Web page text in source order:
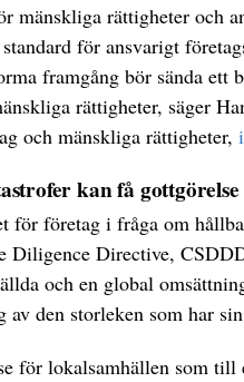
rättigheter och
för ansvarigt
framgång bör sända ett
rättigheter, säger
och mänskliga rättigheter,
kan få gottgörelse
företag i fråga om
Diligence Directive,
och en global
den storleken som har
för lokalsamhällen som till